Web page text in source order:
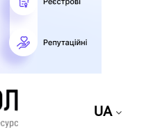
UA